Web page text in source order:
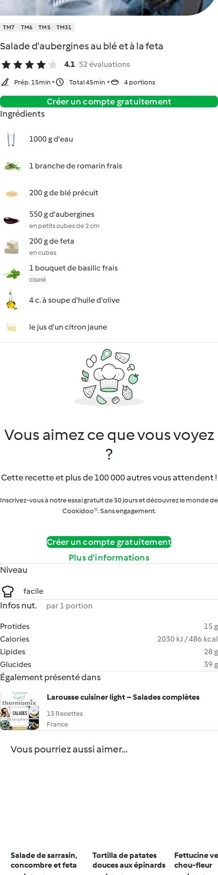
TM7 TM6 TM5 TM31
Salade d'aubergines au blé et à la feta
4.1 52 évaluations
Prép. 15min Total 45min 4 portions
Créer un compte gratuitement
Ingrédients
1000 g d'eau
1 branche de romarin frais
200 g de blé précuit
550 g d'aubergines
en petits cubes de 2 cm
200 g de feta
en cubes
1 bouquet de basilic frais
ciselé
4 c. à soupe d'huile d'olive
le jus d'un citron jaune
Vous aimez ce que vous voyez
?
Cette recette et plus de 100 000 autres vous attendent !
Inscrivez-vous à notre essai gratuit de 30 jours et découvrez le monde de
Cookidoo®. Sans engagement.
Créer un compte gratuitement
Plus d’informations
Niveau
facile
Infos nut. par 1 portion
Protides
15 g
Calories
2030 kJ / 486 kcal
Lipides
28 g
Glucides
39 g
Également présenté dans
Larousse cuisiner light – Salades complètes
13 Recettes
France
Vous pourriez aussi aimer...
Salade de sarrasin,
concombre et feta
Tortilla de patates
douces aux épinards
Fettucine
chou-fleur